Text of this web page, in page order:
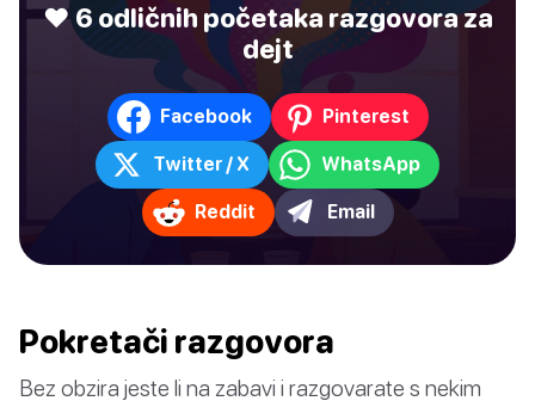
❤️ 6 odličnih početaka razgovora za
dejt
Facebook Pinterest
Twitter / X WhatsApp
Reddit Email
Pokretači razgovora
Bez obzira jeste li na zabavi i razgovarate s nekim